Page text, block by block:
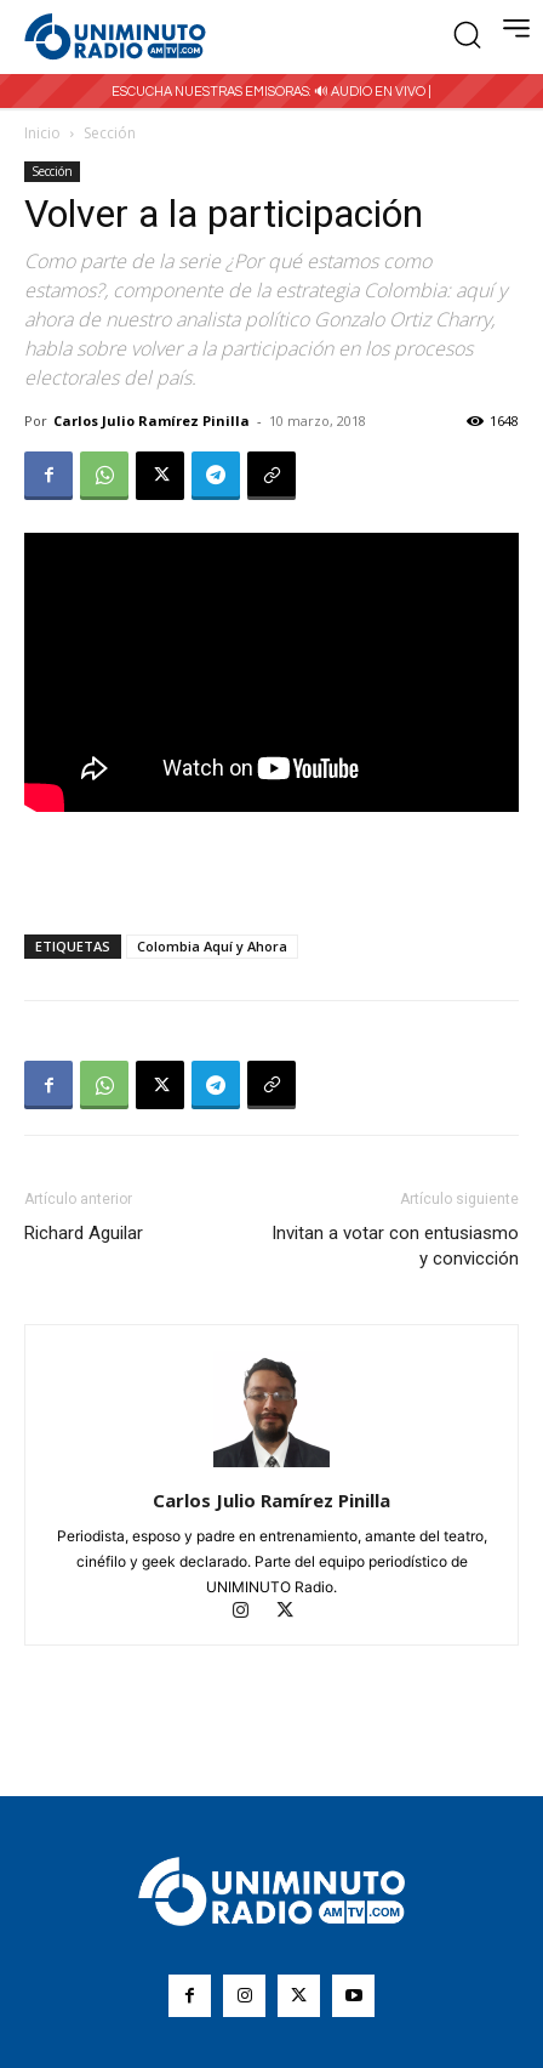
ESCUCHA NUESTRAS EMISORAS: 🔊 AUDIO EN VIVO |
Inicio Sección
Sección
Volver a la participación
Como parte de la serie ¿Por qué estamos como
estamos?, componente de la estrategia Colombia: aquí y
ahora de nuestro analista político Gonzalo Ortiz Charry,
habla sobre volver a la participación en los procesos
electorales del país.
Por Carlos Julio Ramírez Pinilla - 10 marzo, 2018 1648
ETIQUETAS Colombia Aquí y Ahora
Artículo anterior
Richard Aguilar
Artículo siguiente
Invitan a votar con entusiasmo
y convicción
Carlos Julio Ramírez Pinilla
Periodista, esposo y padre en entrenamiento, amante del teatro,
cinéfilo y geek declarado. Parte del equipo periodístico de
UNIMINUTO Radio.